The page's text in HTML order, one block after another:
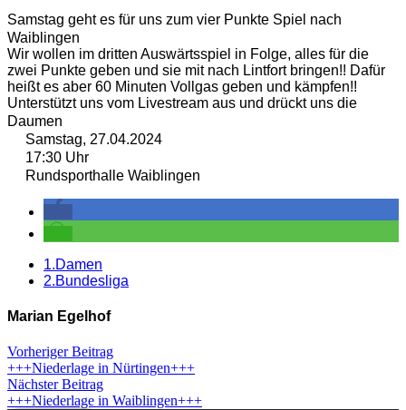
Samstag geht es für uns zum vier Punkte Spiel nach
Waiblingen
Wir wollen im dritten Auswärtsspiel in Folge, alles für die
zwei Punkte geben und sie mit nach Lintfort bringen!! Dafür
heißt es aber 60 Minuten Vollgas geben und kämpfen!!
Unterstützt uns vom Livestream aus und drückt uns die
Daumen
Samstag, 27.04.2024
17:30 Uhr
Rundsporthalle Waiblingen
1.Damen
2.Bundesliga
Marian Egelhof
Vorheriger Beitrag
+++Niederlage in Nürtingen+++
Nächster Beitrag
+++Niederlage in Waiblingen+++